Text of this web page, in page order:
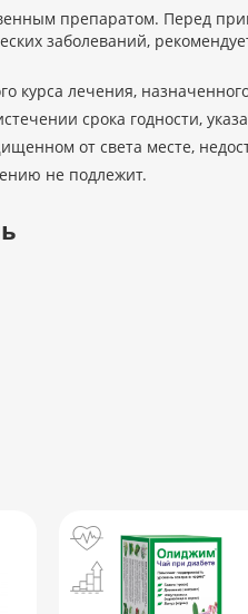
препаратом. Перед
заболеваний,
курса лечения,
срока годности,
от света месте,
не подлежит.